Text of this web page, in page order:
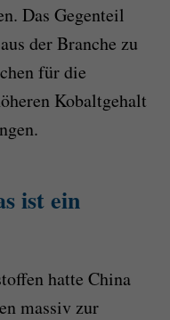
Das Gegenteil
der Branche zu
für die
Kobaltgehalt
ist ein
hatte China
massiv zur